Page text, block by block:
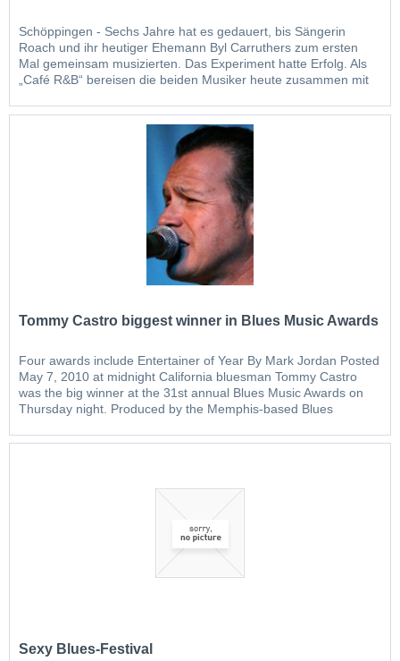
Schöppingen - Sechs Jahre hat es gedauert, bis Sängerin
Roach und ihr heutiger Ehemann Byl Carruthers zum ersten
Mal gemeinsam musizierten. Das Experiment hatte Erfolg. Als
„Café R&B“ bereisen die beiden Musiker heute zusammen mit
Schöppinger Publikum darf sich auf den amerikanischen...
Tommy Castro biggest winner in Blues Music Awards
Four awards include Entertainer of Year By Mark Jordan Posted
May 7, 2010 at midnight California bluesman Tommy Castro
was the big winner at the 31st annual Blues Music Awards on
Thursday night. Produced by the Memphis-based Blues
blues world. The ceremony took place before a packed
Sexy Blues-Festival